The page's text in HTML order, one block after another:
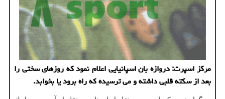
مركز اسپرت: دروازه بان اسپانیایی اعلام نمود كه روزهای سختی را
بعد از سكته قلبی داشته و می ترسیده كه راه برود یا بخوابد.